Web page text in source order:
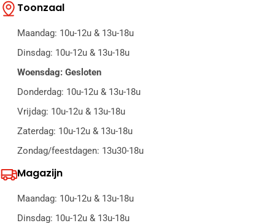
Toonzaal
Maandag: 10u-12u & 13u-18u
Dinsdag: 10u-12u & 13u-18u
Woensdag: Gesloten
Donderdag: 10u-12u & 13u-18u
Vrijdag: 10u-12u & 13u-18u
Zaterdag: 10u-12u & 13u-18u
Zondag/feestdagen: 13u30-18u
Magazijn
Maandag: 10u-12u & 13u-18u
Dinsdag: 10u-12u & 13u-18u